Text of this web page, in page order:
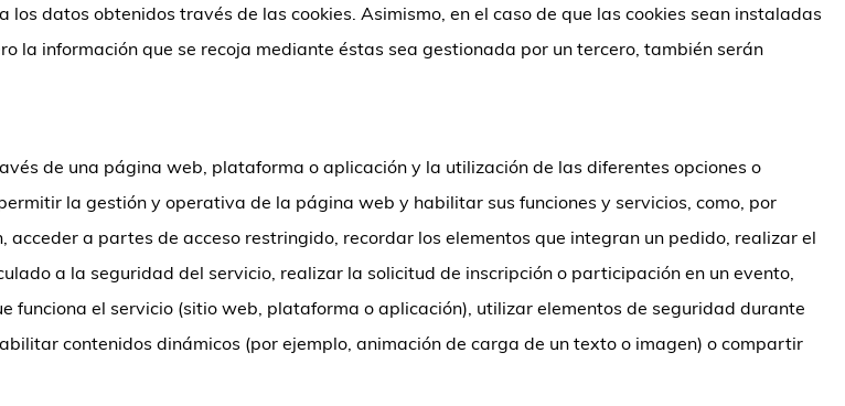
datos obtenidos través de las cookies. Asimismo, en el caso de que las cookies sean instaladas
la información que se recoja mediante éstas sea gestionada por un tercero, también serán
de una página web, plataforma o aplicación y la utilización de las diferentes opciones o
la gestión y operativa de la página web y habilitar sus funciones y servicios, como, por
a partes de acceso restringido, recordar los elementos que integran un pedido, realizar el
a la seguridad del servicio, realizar la solicitud de inscripción o participación en un evento,
el servicio (sitio web, plataforma o aplicación), utilizar elementos de seguridad durante
contenidos dinámicos (por ejemplo, animación de carga de un texto o imagen) o compartir